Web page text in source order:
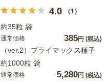
4.0 （1）
約35粒 袋
通常価格 385円 (税込)
（ver.2）プライマックス種子
約1000粒 袋
通常価格 5,280円 (税込)